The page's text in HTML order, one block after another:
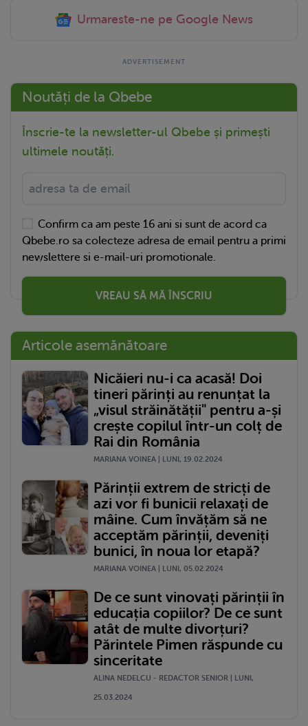
Urmareste-ne pe Google News
Noutăți de la Qbebe
Înscrie-te la newsletter-ul Qbebe și primești
ultimele noutăți.
Confirm ca am peste 16 ani si sunt de acord ca
Qbebe.ro sa colecteze adresa de email pentru a primi
newslettere si e-mail-uri promotionale.
VREAU SĂ MĂ ÎNSCRIU
Articole asemănătoare
Nicăieri nu-i ca acasă! Doi
tineri părinți au renunțat la
„visul străinătății" pentru a-și
crește copilul într-un colț de
Rai din România
MARIANA VOINEA | LUNI, 19.02.2024
Părinții extrem de stricți de
azi vor fi bunicii relaxați de
mâine. Cum învățăm să ne
acceptăm părinții, deveniți
bunici, în noua lor etapă?
MARIANA VOINEA | LUNI, 05.02.2024
De ce sunt vinovați părinții în
educația copiilor? De ce sunt
atât de multe divorțuri?
Părintele Pimen răspunde cu
sinceritate
ALINA NEDELCU - REDACTOR SENIOR | LUNI,
25.03.2024